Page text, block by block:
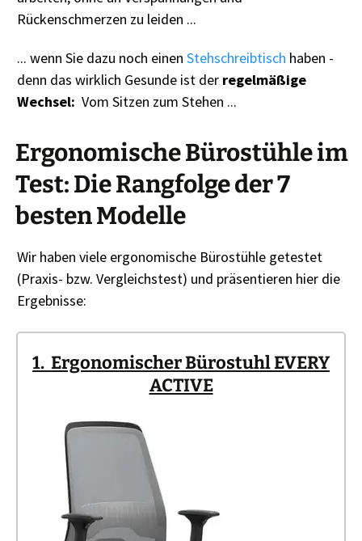
Rückenschmerzen zu leiden ...
... wenn Sie dazu noch einen Stehschreibtisch haben -
denn das wirklich Gesunde ist der regelmäßige
Wechsel: Vom Sitzen zum Stehen ...
Ergonomische Bürostühle im
Test: Die Rangfolge der 7
besten Modelle
Wir haben viele ergonomische Bürostühle getestet
(Praxis- bzw. Vergleichstest) und präsentieren hier die
Ergebnisse:
1. Ergonomischer Bürostuhl EVERY
ACTIVE